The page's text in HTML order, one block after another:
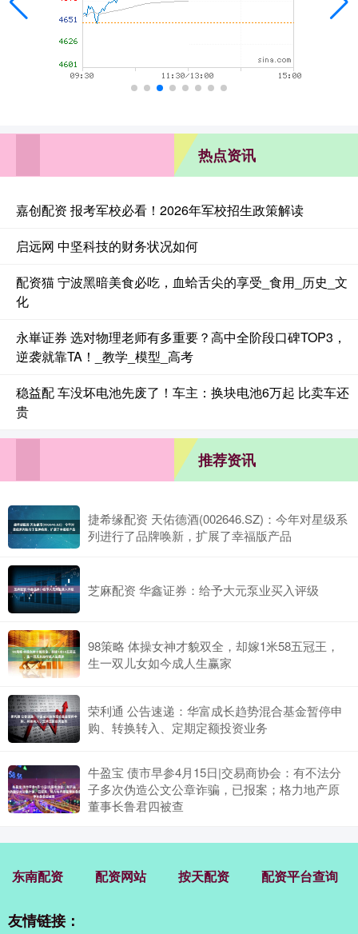
热点资讯
嘉创配资 报考军校必看！2026年军校招生政策解读
启远网 中坚科技的财务状况如何
配资猫 宁波黑暗美食必吃，血蛤舌尖的享受_食用_历史_文
化
永崋证券 选对物理老师有多重要？高中全阶段口碑TOP3，
逆袭就靠TA！_教学_模型_高考
稳益配 车没坏电池先废了！车主：换块电池6万起 比卖车还
贵
推荐资讯
捷希缘配资 天佑德酒(002646.SZ)：今年对星级系
列进行了品牌唤新，扩展了幸福版产品
芝麻配资 华鑫证券：给予大元泵业买入评级
98策略 体操女神才貌双全，却嫁1米58五冠王，
生一双儿女如今成人生赢家
荣利通 公告速递：华富成长趋势混合基金暂停申
购、转换转入、定期定额投资业务
牛盈宝 债市早参4月15日|交易商协会：有不法分
子多次伪造公文公章诈骗，已报案；格力地产原
董事长鲁君四被查
东南配资 配资网站 按天配资 配资平台查询
友情链接：